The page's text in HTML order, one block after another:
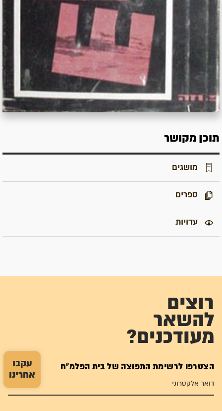
עקבו
אחרינו
תוכן מקושר
מושגים
ספרים
עדויות
רוצים
להשאר
מעודכנים?
הצטרפו לרשימת התפוצה של בית הפלמ"ח